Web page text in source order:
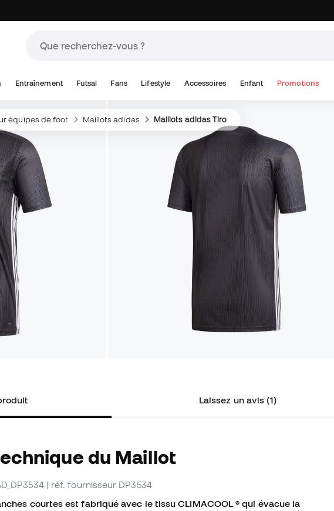
Entraînement Futsal Fans Lifestyle Accessoires Enfant Promotions
équipes de foot Maillots adidas Maillots adidas Tiro
Laissez un avis (1)
du Maillot
| réf. fournisseur DP3534
courtes est fabriqué avec le tissu CLIMACOOL ® qui évacue la